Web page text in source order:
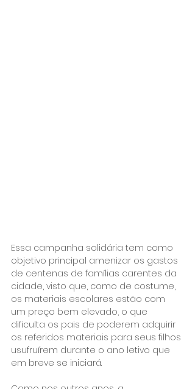
Essa campanha solidária tem como
objetivo principal amenizar os gastos
de centenas de famílias carentes da
cidade, visto que, como de costume,
os materiais escolares estão com
um preço bem elevado, o que
dificulta os pais de poderem adquirir
os referidos materiais para seus filhos
usufruírem durante o ano letivo que
em breve se iniciará.